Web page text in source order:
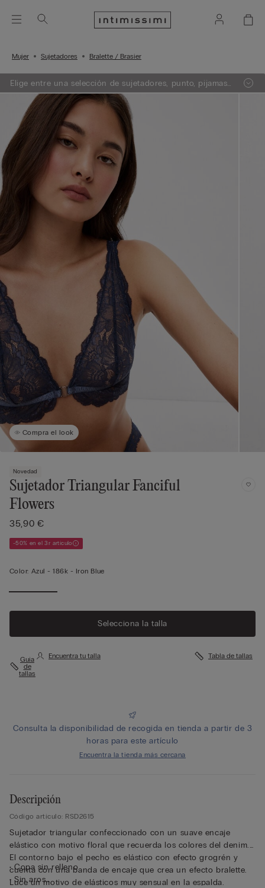
Mujer Sujetadores Bralette / Brasier
Elige entre una selección de sujetadores, punto, pijamas
y lencería. Añade 3 artículos a tu carrito y obtén un 50%
de descuento en el de menor importe.
Compra el look
Novedad
Sujetador Triangular Fanciful
Flowers
35,90 €
-50% en el 3r artículo
Color: Azul -186k - Iron Blue
Selecciona la talla
Guía
de
tallas
Encuentra tu talla Tabla de tallas
Consulta la disponibilidad de recogida en tienda a partir de 3
horas para este artículo
Encuentra la tienda más cercana
Descripción
Código artículo: RSD2615
Sujetador triangular confeccionado con un suave encaje
elástico con motivo floral que recuerda los colores del denim.
El contorno bajo el pecho es elástico con efecto grogrén y
cuenta con una banda de encaje que crea un efecto bralette.
Luce un motivo de elásticos muy sensual en la espalda.
• Copa sin relleno
• Sin aros